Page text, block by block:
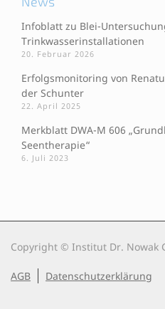
Infoblatt zu Blei-
Trinkwasserinstallationen
20. Februar 2026
Erfolgsmonitoring von
der Schunter
22. April 2025
Merkblatt DWA-M 606
Seentherapie“
6. Juli 2023
Copyright © Institut Dr. Nowak
AGB Datenschutzerklärung